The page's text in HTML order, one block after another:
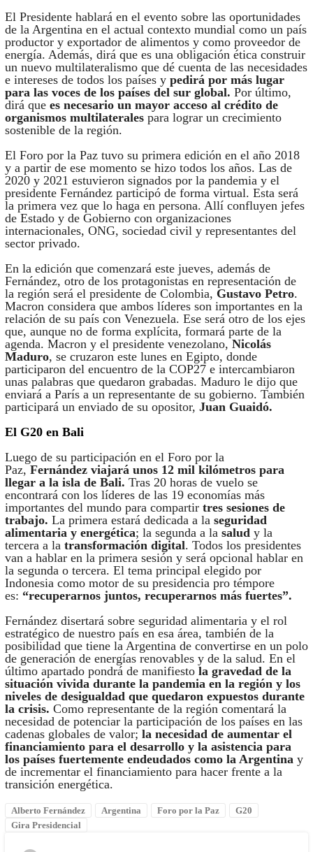
El Presidente hablará en el evento sobre las oportunidades
de la Argentina en el actual contexto mundial como un país
productor y exportador de alimentos y como proveedor de
energía. Además, dirá que es una obligación ética construir
un nuevo multilateralismo que dé cuenta de las necesidades
e intereses de todos los países y pedirá por más lugar
para las voces de los países del sur global. Por último,
dirá que es necesario un mayor acceso al crédito de
organismos multilateralespara lograr un crecimiento
sostenible de la región.
El Foro por la Paz tuvo su primera edición en el año 2018
y a partir de ese momento se hizo todos los años. Las de
2020 y 2021 estuvieron signados por la pandemia y el
presidente Fernández participó de forma virtual. Esta será
la primera vez que lo haga en persona. Allí confluyen jefes
de Estado y de Gobierno con organizaciones
internacionales, ONG, sociedad civil y representantes del
sector privado.
En la edición que comenzará este jueves, además de
Fernández, otro de los protagonistas en representación de
la región será el presidente de Colombia, Gustavo Petro.
Macron considera que ambos líderes son importantes en la
relación de su país con Venezuela. Ese será otro de los ejes
que, aunque no de forma explícita, formará parte de la
agenda. Macron y el presidente venezolano, Nicolás
Maduro, se cruzaron este lunes en Egipto, donde
participaron del encuentro de la COP27 e intercambiaron
unas palabras que quedaron grabadas. Maduro le dijo que
enviará a París a un representante de su gobierno. También
participará un enviado de su opositor, Juan Guaidó.
El G20 en Bali
Luego de su participación en el Foro por la
Paz, Fernández viajará unos 12 mil kilómetros para
llegar a la isla de Bali. Tras 20 horas de vuelo se
encontrará con los líderes de las 19 economías más
importantes del mundo para compartir tres sesiones de
trabajo. La primera estará dedicada a laseguridad
alimentaria y energética; la segunda a lasalud y la
tercera a latransformación digital. Todos los presidentes
van a hablar en la primera sesión y será opcional hablar en
la segunda o tercera. El tema principal elegido por
Indonesia como motor de su presidencia pro témpore
es: “recuperarnos juntos, recuperarnos más fuertes”.
Fernández disertará sobre seguridad alimentaria y el rol
estratégico de nuestro país en esa área, también de la
posibilidad que tiene la Argentina de convertirse en un polo
de generación de energías renovables y de la salud. En el
último apartado pondrá de manifiesto la gravedad de la
situación vivida durante la pandemia en la región y los
niveles de desigualdad que quedaron expuestos durante
la crisis. Como representante de la región comentará la
necesidad de potenciar la participación de los países en las
cadenas globales de valor; la necesidad de aumentar el
financiamiento para el desarrollo y la asistencia para
los países fuertemente endeudados como la Argentina y
de incrementar el financiamiento para hacer frente a la
transición energética.
Alberto Fernández Argentina Foro por la Paz
G20
Gira Presidencial